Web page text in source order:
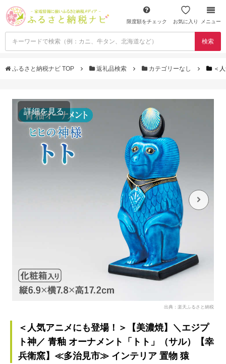
限度額をチェック お気に入り メニュー
検索
ふるさと納税ナビ TOP 返礼品検索 カテゴリーなし ＜
詳細を見る
出典：楽天ふるさと納税
＜人気アニメにも登場！＞【美濃焼】＼エジプ
ト神／ 青釉 オーナメント「トト」（サル）【幸
兵衛窯】≪多治見市≫ インテリア 置物 猿